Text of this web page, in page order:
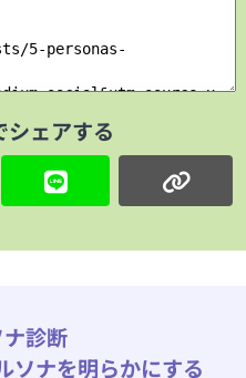
シェアする
診断
ソナを明らかにする